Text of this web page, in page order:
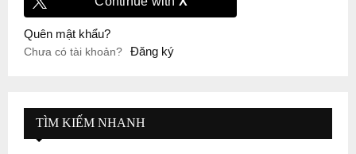
Quên mật khẩu?
Chưa có tài khoản? Đăng ký
TÌM KIẾM NHANH